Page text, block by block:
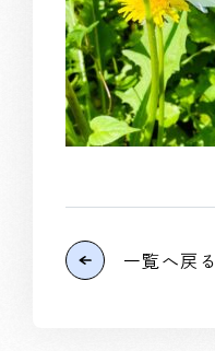
一覧へ戻る